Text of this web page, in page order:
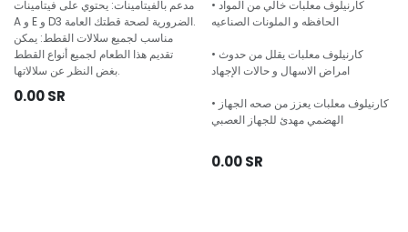
مدعم بالفيتامينات: يحتوي على فيتامينات
A و E و D3 الضرورية لصحة قطتك العامة.
مناسب لجميع سلالات القطط: يمكن
تقديم هذا الطعام لجميع أنواع القطط
بغض النظر عن سلالاتها.
0.00SR
• كارنيلوف معلبات خالي من المواد
الحافظه و الملونات الصناعيه
• كارنيلوف معلبات يقلل من حدوث
امراض الاسهال و حالات الإجهاد
• كارنيلوف معلبات يعزز من صحه الجهاز
الهضمي مهدئ للجهاز العصبي
0.00SR